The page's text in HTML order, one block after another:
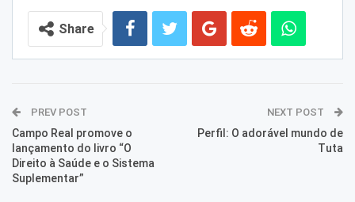
Share
PREV POST
Campo Real promove o
lançamento do livro “O
Direito à Saúde e o Sistema
Suplementar”
NEXT POST
Perfil: O adorável mundo de
Tuta